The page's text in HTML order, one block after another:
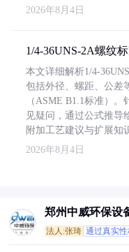
2026年8月4日
1/4-36UNS-2A螺纹
本文详细解析1/4-
包括外径、螺距、公差
（ASME B1.1标准）
见疑问，通过公式推导
附加工艺建议与扩展知
2026年8月4日
郑州中威环保设
法人:张琦 通过真实